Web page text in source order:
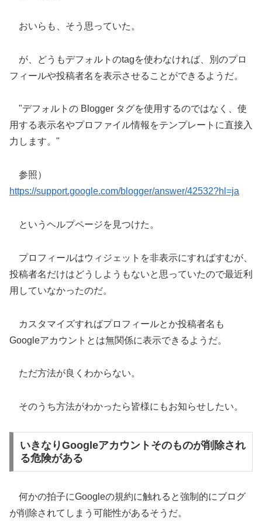
おいらも、そう思っていた。
が、どうもデフォルトのtagを使わなければ、別のプロ
フィールや投稿者名を表示させることができるようだ。
"デフォルトの Blogger タグを使用するのではなく、使
用する表示名やプロファイル情報をテンプレートに直接入
力します。"
参照）
https://support.google.com/blogger/answer/42532?hl=ja
というヘルプページを見つけた。
プロフィールはウィジェットを非表示にすればすむが、
投稿者名だけはどうしようもないと思っていたので最近利
用していなかったのだ。
カスタマイズすればプロフィールとか投稿者名も
Googleアカウントとは無関係に表示できるようだ。
ただ方法が良くわからない。
そのうち方法がわかったら皆様にもお知らせしたい。
いきなりGoogleアカウントそのものが削除され
る危険がある
何かの拍子にGoogleの規約に触れると強制的にブログ
が削除されてしまう可能性があるそうだ。